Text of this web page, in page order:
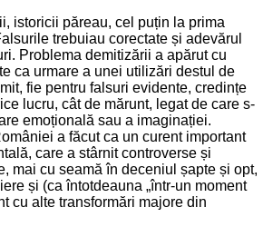
istoricii păreau, cel puțin la prima
trebuiau corectate și adevărul
Problema demitizării a apărut cu
ca urmare a unei utilizări destul de
fie pentru falsuri evidente, credințe
lucru, cât de mărunt, legat de care s-
emoțională sau a imaginației.
a făcut ca un curent important
care a stârnit controverse și
mai cu seamă în deceniul șapte și opt,
și (ca întotdeauna „într-un moment
cu alte transformări majore din